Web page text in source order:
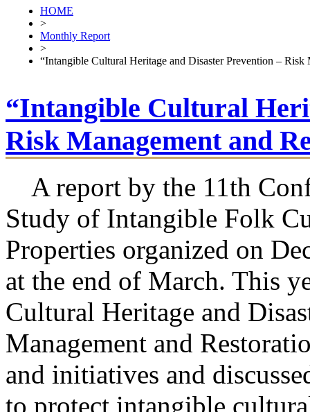
HOME
>
Monthly Report
>
“Intangible Cultural Heritage and Disaster Prevention – Risk
“Intangible Cultural
Risk Management and
A report by the 11th
Study of Intangible Folk
Properties organized on
at the end of March. This
Cultural Heritage and
Management and
and initiatives and
to protect intangible